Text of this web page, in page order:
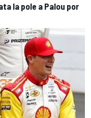
la pole a Palou por